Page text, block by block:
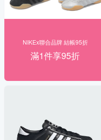
NIKEx聯合品牌 結帳95折
滿1件享95折